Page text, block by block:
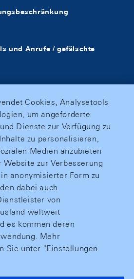
und Anrufe / gefälschte
Cookies, Analysetools
um angeforderte
Dienste zur Verfügung zu
zu personalisieren,
Medien anzubieten
Website zur Verbesserung
anonymisierter Form zu
dabei auch
von
weltweit
es kommen deren
Mehr
Sie unter "Einstellungen